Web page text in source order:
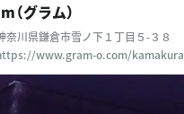
（グラム）
奈川県鎌倉市雪ノ下１丁目５-３８
www.gram-o.com/kamakura